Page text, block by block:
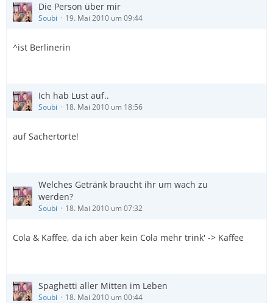
Die Person über mir
Soubi 19. Mai 2010 um 09:44
^ist Berlinerin
Ich hab Lust auf..
Soubi 18. Mai 2010 um 18:56
auf Sachertorte!
Welches Getränk braucht ihr um wach zu
werden?
Soubi 18. Mai 2010 um 07:32
Cola & Kaffee, da ich aber kein Cola mehr trink' -> Kaffee
Spaghetti aller Mitten im Leben
Soubi 18. Mai 2010 um 00:44